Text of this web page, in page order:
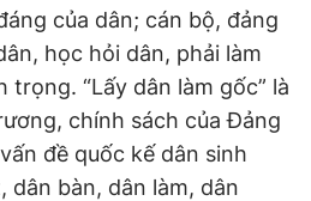
của dân; cán bộ, đảng
học hỏi dân, phải làm
trọng. “Lấy dân làm gốc” là
chính sách của Đảng
đề quốc kế dân sinh
dân bàn, dân làm, dân